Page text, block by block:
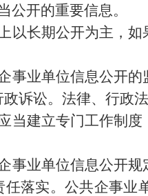
公开的重要信息。
以长期公开为主，
事业单位信息公开的
诉讼。法律、行政
当建立专门工作制
事业单位信息公开规
任落实。公共企事业